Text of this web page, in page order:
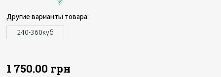
Другие варианты товара:
240-360куб
1 750.00 грн